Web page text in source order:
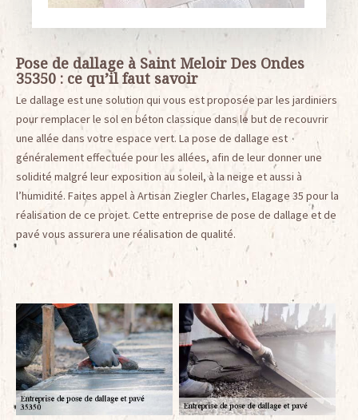
Pose de dallage à Saint Meloir Des Ondes
35350 : ce qu’il faut savoir
Le dallage est une solution qui vous est proposée par les jardiniers
pour remplacer le sol en béton classique dans le but de recouvrir
une allée dans votre espace vert. La pose de dallage est
généralement effectuée pour les allées, afin de leur donner une
solidité malgré leur exposition au soleil, à la neige et aussi à
l’humidité. Faites appel à Artisan Ziegler Charles, Elagage 35 pour la
réalisation de ce projet. Cette entreprise de pose de dallage et de
pavé vous assurera une réalisation de qualité.